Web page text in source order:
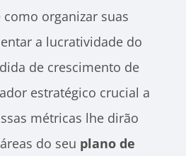
organizar suas
a lucratividade do
de crescimento de
estratégico crucial a
métricas lhe dirão
do seu plano de